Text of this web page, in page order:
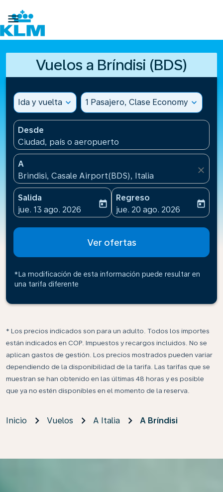

Vuelos a Bríndisi (BDS)
Ida y vuelta expand_more 1 Pasajero, Clase Economy expand_more
Desde
Ciudad, país o aeropuerto
A
Brindisi, Casale Airport(BDS), Italia
close
Salida
fc-booking-departure-date-aria-label
jue. 13 ago. 2026
today
Regreso
fc-booking-return-date-
jue. 20 ago. 2026
today
Ver ofertas
*La modificación de esta información puede resultar en
una tarifa diferente
* Los precios indicados son para un adulto. Todos los importes
están indicados en COP. Impuestos y recargos incluidos. No se
aplican gastos de gestión. Los precios mostrados pueden variar
dependiendo de la disponibilidad de la tarifa. Las tarifas que se
muestran se han obtenido en las últimas 48 horas y es posible
que ya no estén disponibles en el momento de la reserva.
Inicio Vuelos A Italia A Bríndisi